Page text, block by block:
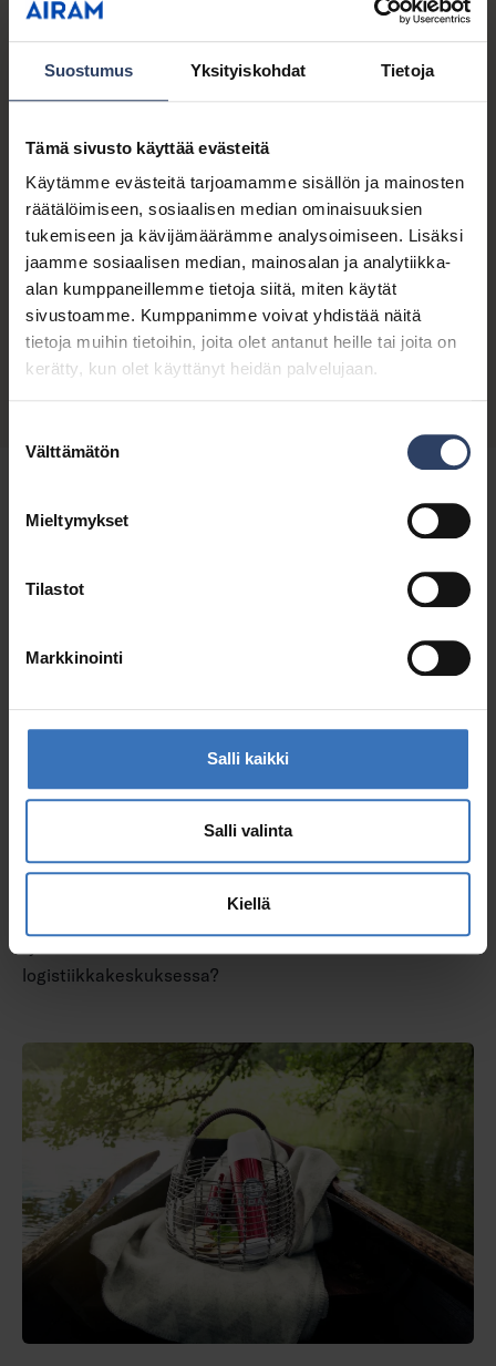
Suostumus Yksityiskohdat Tietoja
Tämä sivusto käyttää evästeitä
Käytämme evästeitä tarjoamamme sisällön ja mainosten
räätälöimiseen, sosiaalisen median ominaisuuksien
tukemiseen ja kävijämäärämme analysoimiseen. Lisäksi
jaamme sosiaalisen median, mainosalan ja analytiikka-
alan kumppaneillemme tietoja siitä, miten käytät
sivustoamme. Kumppanimme voivat yhdistää näitä
tietoja muihin tietoihin, joita olet antanut heille tai joita on
kerätty, kun olet käyttänyt heidän palvelujaan.
valinta
Välttämätön
Mieltymykset
Tilastot
Markkinointi
Salli kaikki
Salli valinta
Kiellä
periaatteista. Olemme sitoutuneet edistämään
yhdenvertaisuutta ja ehkäisemään syrjintää sekä
omassa toiminnassamme että toimitusketjussamme.
Tavoitteenamme on hyvinvoiva ja turvallinen työyhteisö,
Sosiaalisen vastuun työtämme ohjaavat strategiamme,
eettiset toimintaperiaatteemme,
vastuullisuuspolitiikkamme sekä amfori BSCI Code of
Conduct ja YK:n Global Compact -aloite.
Eettiset toimintaperiaatteet
Vastuullisuuspolitiikka
Muuta eväste-asetuksia
Vastuullisuus Airamin arjessa
Miten vastuullisuus näkyy arjessa Airamilla? Miten
logistiikkakeskuksessa?